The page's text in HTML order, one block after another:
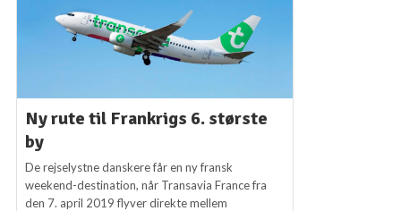
Ny rute til Frankrigs 6. største
by
De rejselystne danskere får en ny fransk
weekend-destination, når Transavia France fra
den 7. april 2019 flyver direkte mellem